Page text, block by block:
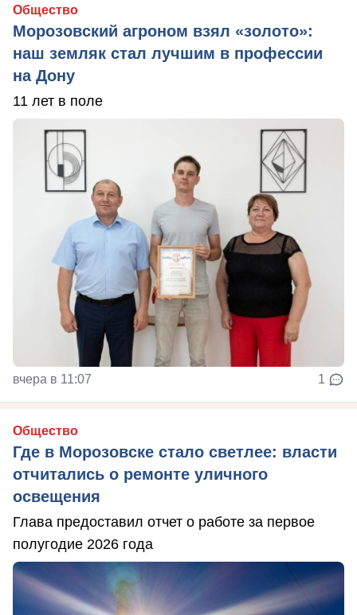
Общество
Морозовский агроном взял «золото»:
наш земляк стал лучшим в профессии
на Дону
11 лет в поле
вчера в 11:07 1
Общество
Где в Морозовске стало светлее: власти
отчитались о ремонте уличного
освещения
Глава предоставил отчет о работе за первое
полугодие 2026 года